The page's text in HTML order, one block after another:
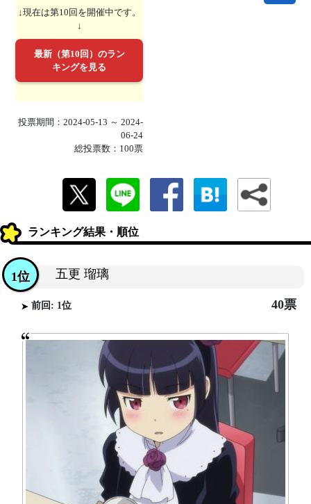
↓現在は第10回を開催中です。
↓
最新（第10回）のラン
キングを見る
投票期間：2024-05-13 ～ 2024-
06-24
総投票数：100票
ランキング結果・順位
五更 瑠璃
1位
前回: 1位 40票